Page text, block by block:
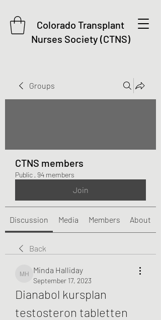
Colorado Transplant
Nurses Society (CTNS)
Groups
CTNS members
Public · 94 members
Join
Discussion Media Members About
Back
Minda Halliday
Minda Halliday
September 17, 2023
Dianabol kursplan
testosteron tabletten